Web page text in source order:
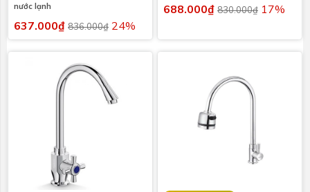
nước lạnh
637.000₫ 836.000₫ 24%
688.000₫ 830.000₫ 17%